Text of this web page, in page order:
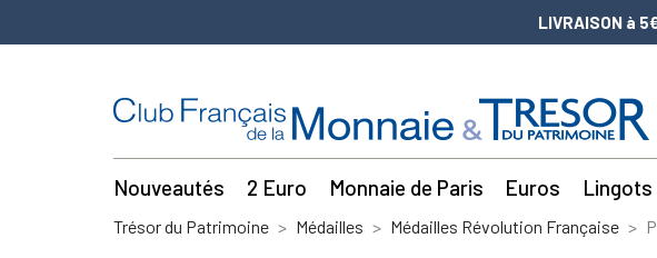
LIVRAISON à
Nouveautés 2 Euro Monnaie de Paris Euros Lingots
Trésor du Patrimoine Médailles Médailles Révolution Française